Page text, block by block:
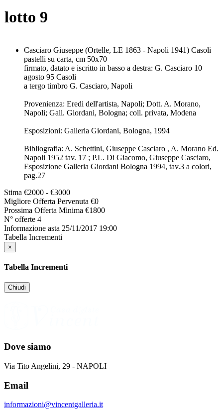
lotto 9
Casciaro Giuseppe (Ortelle, LE 1863 - Napoli 1941) Casoli
pastelli su carta, cm 50x70
firmato, datato e iscritto in basso a destra: G. Casciaro 10
agosto 95 Casoli
a tergo timbro G. Casciaro, Napoli
Provenienza: Eredi dell'artista, Napoli; Dott. A. Morano,
Napoli; Gall. Giordani, Bologna; coll. privata, Modena
Esposizioni: Galleria Giordani, Bologna, 1994
Bibliografia: A. Schettini, Giuseppe Casciaro , A. Morano Ed.
Napoli 1952 tav. 17 ; P.L. Di Giacomo, Giuseppe Casciaro,
Esposizione Galleria Giordani Bologna 1994, tav.3 a colori,
pag.27
Stima €2000 - €3000
Migliore Offerta Pervenuta €0
Prossima Offerta Minima €1800
N° offerte 4
Informazione asta 25/11/2017 19:00
Tabella Incrementi
×
Tabella Incrementi
Chiudi
Dove siamo
Via Tito Angelini, 29 - NAPOLI
Email
informazioni@vincentgalleria.it